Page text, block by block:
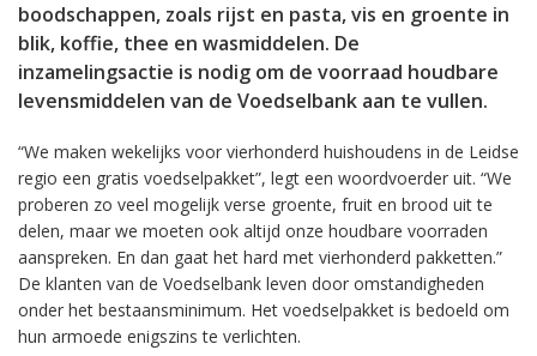
boodschappen, zoals rijst en pasta, vis en groente in
blik, koffie, thee en wasmiddelen. De
inzamelingsactie is nodig om de voorraad houdbare
levensmiddelen van de Voedselbank aan te vullen.
“We maken wekelijks voor vierhonderd huishoudens in de Leidse
regio een gratis voedselpakket”, legt een woordvoerder uit. “We
proberen zo veel mogelijk verse groente, fruit en brood uit te
delen, maar we moeten ook altijd onze houdbare voorraden
aanspreken. En dan gaat het hard met vierhonderd pakketten.”
De klanten van de Voedselbank leven door omstandigheden
onder het bestaansminimum. Het voedselpakket is bedoeld om
hun armoede enigszins te verlichten.